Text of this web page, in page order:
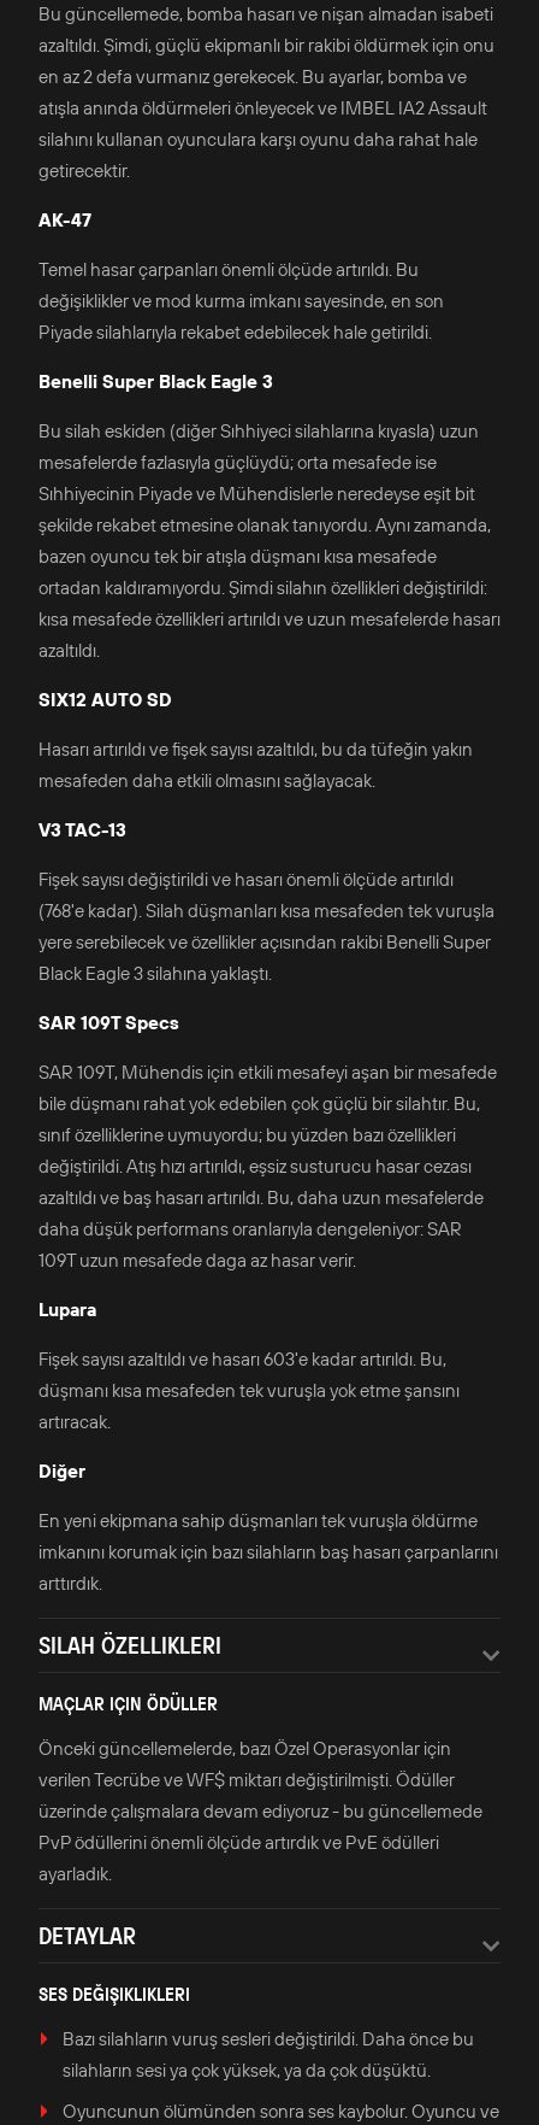
Bu güncellemede, bomba hasarı ve nişan almadan isabeti
azaltıldı. Şimdi, güçlü ekipmanlı bir rakibi öldürmek için onu
en az 2 defa vurmanız gerekecek. Bu ayarlar, bomba ve
atışla anında öldürmeleri önleyecek ve IMBEL IA2 Assault
silahını kullanan oyunculara karşı oyunu daha rahat hale
getirecektir.
АK-47
Temel hasar çarpanları önemli ölçüde artırıldı. Bu
değişiklikler ve mod kurma imkanı sayesinde, en son
Piyade silahlarıyla rekabet edebilecek hale getirildi.
Benelli Super Black Eagle 3
Bu silah eskiden (diğer Sıhhiyeci silahlarına kıyasla) uzun
mesafelerde fazlasıyla güçlüydü; orta mesafede ise
Sıhhiyecinin Piyade ve Mühendislerle neredeyse eşit bit
şekilde rekabet etmesine olanak tanıyordu. Aynı zamanda,
bazen oyuncu tek bir atışla düşmanı kısa mesafede
ortadan kaldıramıyordu. Şimdi silahın özellikleri değiştirildi:
kısa mesafede özellikleri artırıldı ve uzun mesafelerde hasarı
azaltıldı.
SIX12 AUTO SD
Hasarı artırıldı ve fişek sayısı azaltıldı, bu da tüfeğin yakın
mesafeden daha etkili olmasını sağlayacak.
V3 TAC-13
Fişek sayısı değiştirildi ve hasarı önemli ölçüde artırıldı
(768'e kadar). Silah düşmanları kısa mesafeden tek vuruşla
yere serebilecek ve özellikler açısından rakibi Benelli Super
Black Eagle 3 silahına yaklaştı.
SAR 109T Specs
SAR 109T, Mühendis için etkili mesafeyi aşan bir mesafede
bile düşmanı rahat yok edebilen çok güçlü bir silahtır. Bu,
sınıf özelliklerine uymuyordu; bu yüzden bazı özellikleri
değiştirildi. Atış hızı artırıldı, eşsiz susturucu hasar cezası
azaltıldı ve baş hasarı artırıldı. Bu, daha uzun mesafelerde
daha düşük performans oranlarıyla dengeleniyor: SAR
109T uzun mesafede daga az hasar verir.
Lupara
Fişek sayısı azaltıldı ve hasarı 603'e kadar artırıldı. Bu,
düşmanı kısa mesafeden tek vuruşla yok etme şansını
artıracak.
Diğer
En yeni ekipmana sahip düşmanları tek vuruşla öldürme
imkanını korumak için bazı silahların baş hasarı çarpanlarını
arttırdık.
SILAH ÖZELLIKLERI
MAÇLAR IÇIN ÖDÜLLER
Önceki güncellemelerde, bazı Özel Operasyonlar için
verilen Tecrübe ve WF$ miktarı değiştirilmişti. Ödüller
üzerinde çalışmalara devam ediyoruz - bu güncellemede
PvP ödüllerini önemli ölçüde artırdık ve PvE ödülleri
ayarladık.
DETAYLAR
SES DEĞIŞIKLIKLERI
Bazı silahların vuruş sesleri değiştirildi. Daha önce bu
silahların sesi ya çok yüksek, ya da çok düşüktü.
Oyuncunun ölümünden sonra ses kaybolur. Oyuncu ve